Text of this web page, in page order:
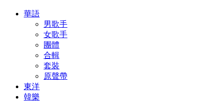
華語
男歌手
女歌手
團體
合輯
套裝
原聲帶
東洋
韓樂